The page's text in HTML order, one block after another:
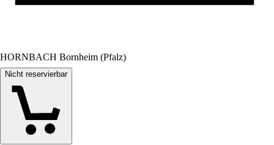
HORNBACH Bornheim (Pfalz)
Nicht reservierbar